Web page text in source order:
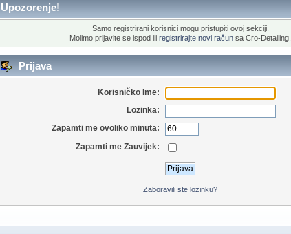
Upozorenje!
Samo registrirani korisnici mogu pristupiti ovoj sekciji.
Molimo prijavite se ispod ili registrirajte novi račun sa Cro-Detailing.
Prijava
Korisničko Ime:
Lozinka:
Zapamti me ovoliko minuta:
Zapamti me Zauvijek:
Zaboravili ste lozinku?